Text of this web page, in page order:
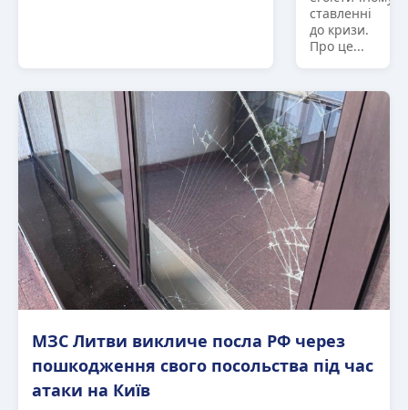
ставленні
до кризи.
Про це...
МЗС Литви викличе посла РФ через
пошкодження свого посольства під час
атаки на Київ